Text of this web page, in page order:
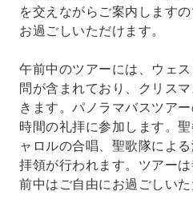
を交えながらご案内します
お過ごしいただけます。
午前中のツアーには、ウェ
問が含まれており、クリス
きます。パノラマバスツア
時間の礼拝に参加します。
ャロルの合唱、聖歌隊によ
拝領が行われます。ツアー
前中はご自由にお過ごしいた